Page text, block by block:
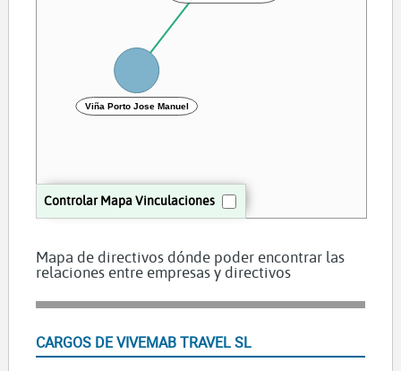
Controlar Mapa Vinculaciones
Viña Porto Jose Manuel
Mapa de directivos dónde poder encontrar las
relaciones entre empresas y directivos
CARGOS DE VIVEMAB TRAVEL SL